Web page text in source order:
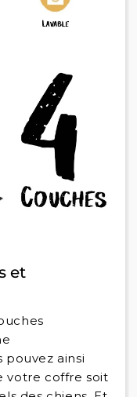
et
ainsi
votre coffre soit